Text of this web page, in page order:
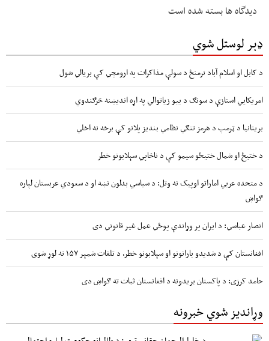
دیدگاه ها بسته شده است
ډېر لوستل شوي
د کابل او اسلام آباد ترمنځ د سولې مذاکرات په ارومچي کې بريالي شول
امریکايي استازې د سونګ د بیو زیاتوالي په اړه اندیښنه څرګندوي
بریتانیا د ټرمپ د هرمز تنګي نظامي بندیز پلانو کې برخه نه اخلي
د ختیځ او شمال ختیځو سیمو کې د ناڅاپي سېلابونو خطر
د متحده عربي اماراتو اوپیک نه وتل: د سیاسي بدلون نښه او د سعودي عربستان لپاره
ګواښ
انصار عباسي: د ایران پر وړاندې پوځي عمل غیر قانوني دی
افغانستان کې د شدیدو بارانونو او سېلابونو خطر، د تلفات شمېر ۱۵۷ ته لوړ شوی
حامد کرزی: د پاکستان بریدونه د افغانستان ثبات ته ګواښ دی
وړاندیز شوي خبرونه